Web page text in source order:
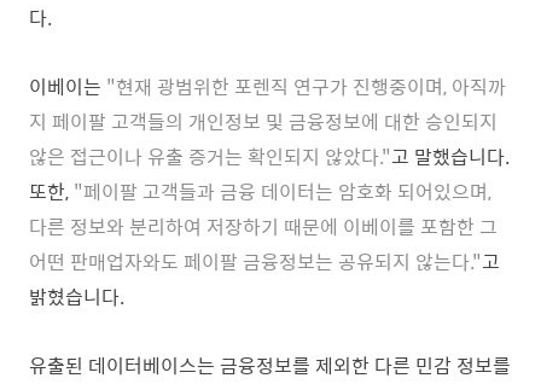
다.
이베이는 "현재 광범위한 포렌직 연구가 진행중이며, 아직까
지 페이팔 고객들의 개인정보 및 금융정보에 대한 승인되지
않은 접근이나 유출 증거는 확인되지 않았다."고 말했습니다.
또한, "페이팔 고객들과 금융 데이터는 암호화 되어있으며,
다른 정보와 분리하여 저장하기 때문에 이베이를 포함한 그
어떤 판매업자와도 페이팔 금융정보는 공유되지 않는다."고
밝혔습니다.
유출된 데이터베이스는 금융정보를 제외한 다른 민감 정보를